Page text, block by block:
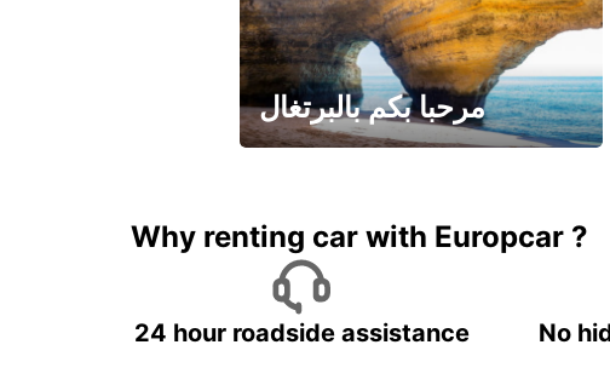
مرحبا بكم بالبرتغال
Why renting car with Europcar ?
24 hour roadside assistance No